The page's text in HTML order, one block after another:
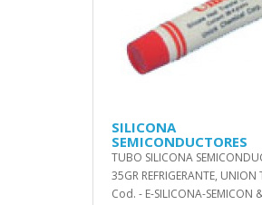
SILICONA
SEMICONDUCTORES
TUBO SILICONA
35GR REFRIGERANTE, UNION
Cod. - E-SILICONA-SEMICON